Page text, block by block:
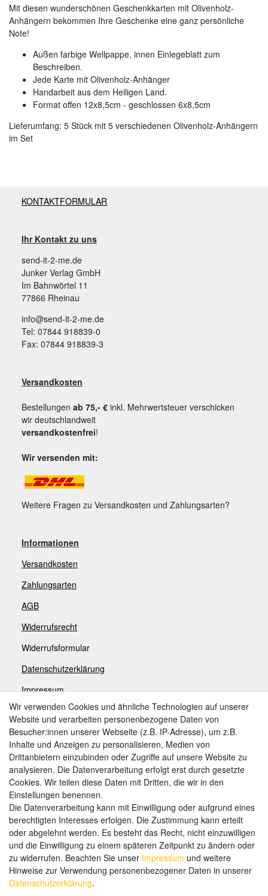
Mit diesen wunderschönen Geschenkkarten mit Olivenholz-
Anhängern bekommen Ihre Geschenke eine ganz persönliche
Note!
Außen farbige Wellpappe, innen Einlegeblatt zum
Beschreiben.
Jede Karte mit Olivenholz-Anhänger
Handarbeit aus dem Heiligen Land.
Format offen 12x8,5cm - geschlossen 6x8,5cm
Lieferumfang: 5 Stück mit 5 verschiedenen Olivenholz-Anhängern
im Set
KONTAKTFORMULAR
Ihr Kontakt zu uns
send-it-2-me.de
Junker Verlag GmbH
Im Bahnwörtel 11
77866 Rheinau
info@send-it-2-me.de
Tel: 07844 918839-0
Fax: 07844 918839-3
Versandkosten
Bestellungen ab 75,- € inkl. Mehrwertsteuer verschicken
wir deutschlandweit
versandkostenfrei!
Wir versenden mit:
Weitere Fragen zu Versandkosten und Zahlungsarten?
Informationen
Versandkosten
Zahlungsarten
AGB
Widerrufsrecht
Widerrufsformular
Datenschutzerklärung
Impressum
Zahlungsarten
Weitere Zahlungsarten:
Kauf auf Rechnung
Vorkasse
Hier sind wir
Wir verwenden Cookies und ähnliche Technologien auf unserer
Website und verarbeiten personenbezogene Daten von
Besucher:innen unserer Webseite (z.B. IP-Adresse), um z.B.
Inhalte und Anzeigen zu personalisieren, Medien von
Drittanbietern einzubinden oder Zugriffe auf unsere Website zu
analysieren. Die Datenverarbeitung erfolgt erst durch gesetzte
Cookies. Wir teilen diese Daten mit Dritten, die wir in den
Einstellungen benennen.
Die Datenverarbeitung kann mit Einwilligung oder aufgrund eines
berechtigten Interesses erfolgen. Die Zustimmung kann erteilt
oder abgelehnt werden. Es besteht das Recht, nicht einzuwilligen
und die Einwilligung zu einem späteren Zeitpunkt zu ändern oder
zu widerrufen. Beachten Sie unser Impressum und weitere
Hinweise zur Verwendung personenbezogener Daten in unserer
Daten­schutz­erklärung.